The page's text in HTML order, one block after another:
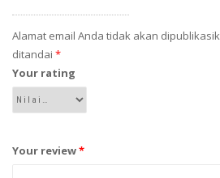
Alamat email Anda tidak akan
ditandai *
Your rating
Your review*